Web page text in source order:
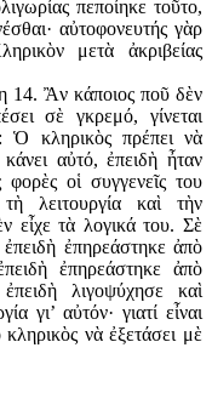
πεποίηκε τοῦτο,
αὐτοφονευτής γὰρ
μετὰ ἀκριβείας
14. Ἂν κάποιος ποῦ δὲν
σὲ γκρεμό, γίνεται
Ὁ κληρικὸς πρέπει νὰ
αὐτό, ἐπειδὴ ἦταν
φορὲς οἱ συγγενεῖς του
λειτουργία καὶ τὴν
εἶχε τὰ λογικά του. Σὲ
ἐπειδὴ ἐπηρεάστηκε ἀπὸ
ἐπηρεάστηκε ἀπὸ
λιγοψύχησε καὶ
γι’ αὐτόν· γιατί εἶναι
νὰ ἐξετάσει μὲ